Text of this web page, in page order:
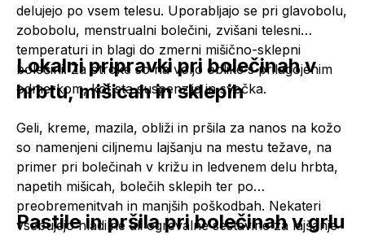
delujejo po vsem telesu. Uporabljajo se pri glavobolu,
zobobolu, menstrualni bolečini, zvišani telesni
temperaturi in blagi do zmerni mišično-sklepni
bolečini. Za otroke so na voljo oblike s prilagojenim
odmerkom, kot sta suspenzija in svečka.
Lokalni pripravki pri bolečinah v
hrbtu, mišicah in sklepih
Geli, kreme, mazila, obliži in pršila za nanos na kožo
so namenjeni ciljnemu lajšanju na mestu težave, na
primer pri bolečinah v križu in ledvenem delu hrbta,
napetih mišicah, bolečih sklepih ter po
preobremenitvah in manjših poškodbah. Nekateri
vsebujejo hladilne ali ogrevalne sestavine za lajšanje
Pastile in pršila pri bolečinah v grlu